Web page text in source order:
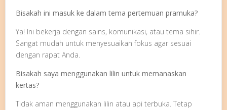
Bisakah ini masuk ke dalam tema pertemuan pramuka?
Ya! Ini bekerja dengan sains, komunikasi, atau tema sihir.
Sangat mudah untuk menyesuaikan fokus agar sesuai
dengan rapat Anda.
Bisakah saya menggunakan lilin untuk memanaskan
kertas?
Tidak aman menggunakan lilin atau api terbuka. Tetap